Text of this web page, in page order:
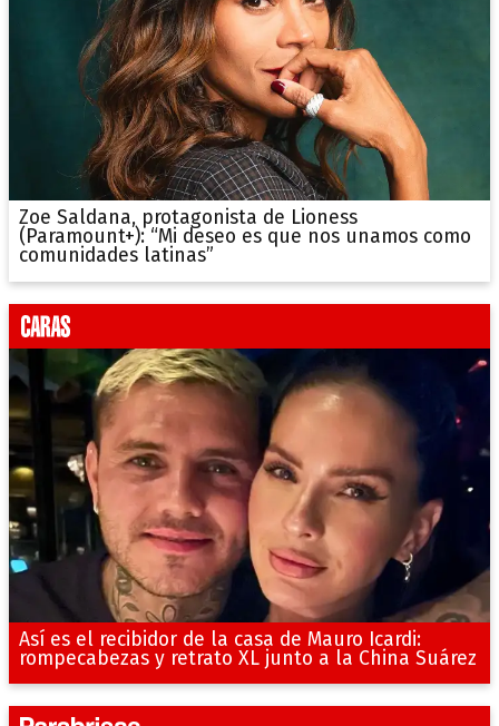
Zoe Saldana, protagonista de Lioness
(Paramount+): “Mi deseo es que nos unamos como
comunidades latinas”
Así es el recibidor de la casa de Mauro Icardi:
rompecabezas y retrato XL junto a la China Suárez